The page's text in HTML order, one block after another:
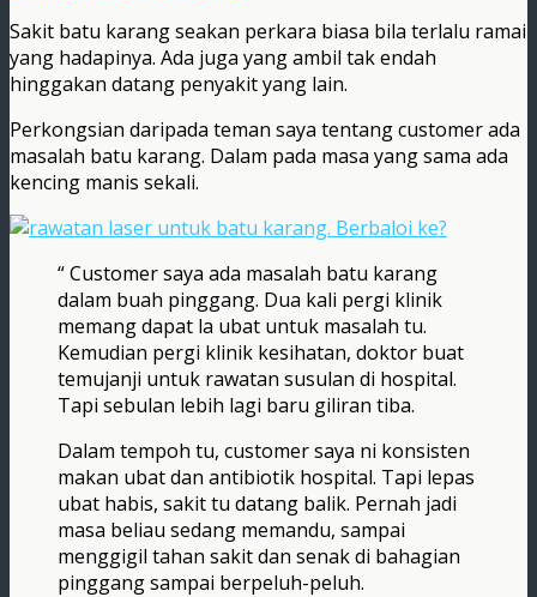
Sakit batu karang seakan perkara biasa bila terlalu ramai
yang hadapinya. Ada juga yang ambil tak endah
hinggakan datang penyakit yang lain.
Perkongsian daripada teman saya tentang customer ada
masalah batu karang. Dalam pada masa yang sama ada
kencing manis sekali.
“ Customer saya ada masalah batu karang
dalam buah pinggang. Dua kali pergi klinik
memang dapat la ubat untuk masalah tu.
Kemudian pergi klinik kesihatan, doktor buat
temujanji untuk rawatan susulan di hospital.
Tapi sebulan lebih lagi baru giliran tiba.
Dalam tempoh tu, customer saya ni konsisten
makan ubat dan antibiotik hospital. Tapi lepas
ubat habis, sakit tu datang balik. Pernah jadi
masa beliau sedang memandu, sampai
menggigil tahan sakit dan senak di bahagian
pinggang sampai berpeluh-peluh.